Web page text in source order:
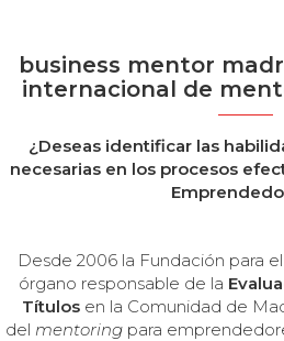
business mentor
internacional de
¿Deseas identificar las
necesarias en los procesos
Desde 2006 la Fundación para
órgano responsable de la
Títulos en la Comunidad de
del mentoringpara